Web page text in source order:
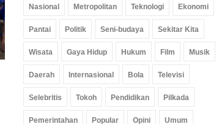
Komisi II DPR Apresiasi
Untuk Daerah
Politik 08 Agu 2026, 235 Views
Nasional Metropolitan Teknologi Ekonomi
Pantai Politik Seni-budaya Sekitar Kita
Wisata Gaya Hidup Hukum Film Musik
Daerah Internasional Bola Televisi
Selebritis Tokoh Pendidikan Pilkada
Pemerintahan Popular Opini Umum